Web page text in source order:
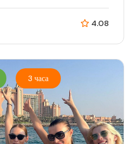
4.08
3 часа